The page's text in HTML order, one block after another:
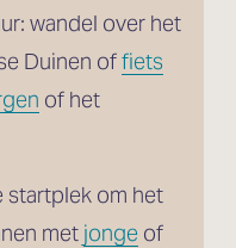
wandel over het
Duinen of fiets
of het
startplek om het
met jonge of